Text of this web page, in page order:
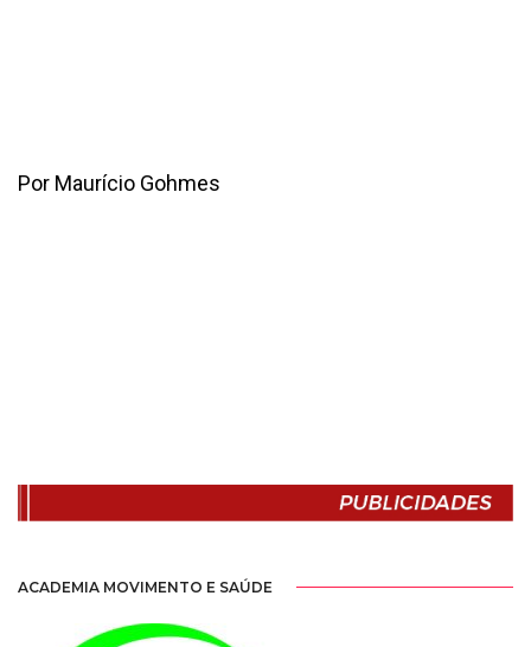
Por Maurício Gohmes
ACADEMIA MOVIMENTO E SAÚDE